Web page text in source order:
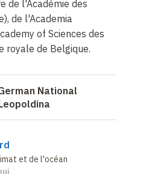
de l'Académie des
de l'Academia
of Sciences des
royale de Belgique.
National
et de l'océan